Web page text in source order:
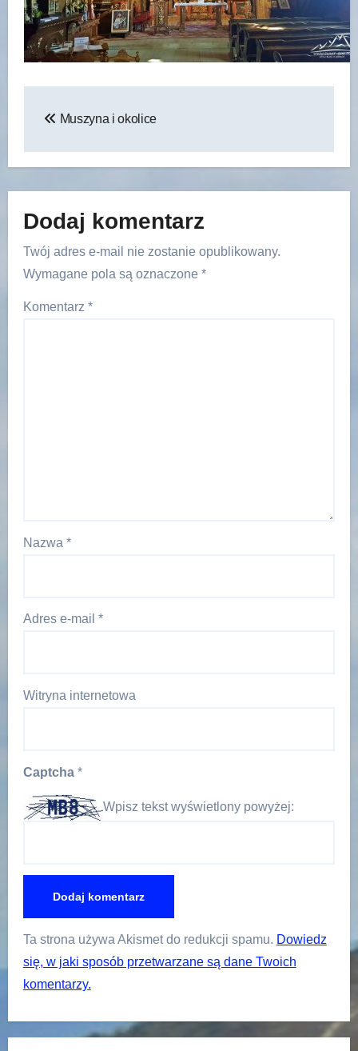
wpisu
Muszyna i okolice
Dodaj komentarz
Twój adres e-mail nie zostanie opublikowany.
Wymagane pola są oznaczone *
Komentarz *
Nazwa *
Adres e-mail *
Witryna internetowa
Captcha *
Wpisz tekst wyświetlony powyżej:
Ta strona używa Akismet do redukcji spamu. Dowiedz
się, w jaki sposób przetwarzane są dane Twoich
komentarzy.